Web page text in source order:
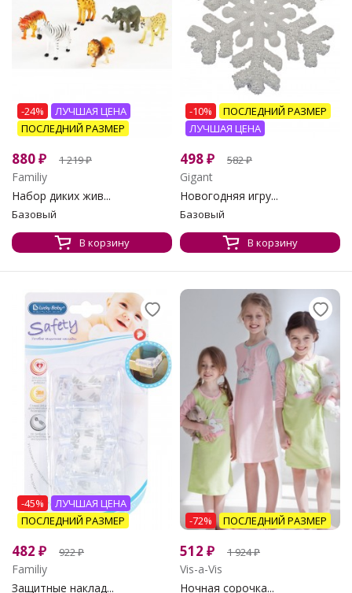
-24%
ЛУЧШАЯ ЦЕНА
ПОСЛЕДНИЙ РАЗМЕР
880₽ 1 219₽
Familiy
Набор диких жив...
Базовый
В корзину
-10%
ПОСЛЕДНИЙ РАЗМЕР
ЛУЧШАЯ ЦЕНА
498₽ 582₽
Gigant
Новогодняя игру...
Базовый
В корзину
-45%
ЛУЧШАЯ ЦЕНА
ПОСЛЕДНИЙ РАЗМЕР
482 ₽ 922₽
Familiy
Защитные наклад...
-72% ПОСЛЕДНИЙ РАЗМЕР
512 ₽ 1 924₽
Vis-a-Vis
Ночная сорочка...